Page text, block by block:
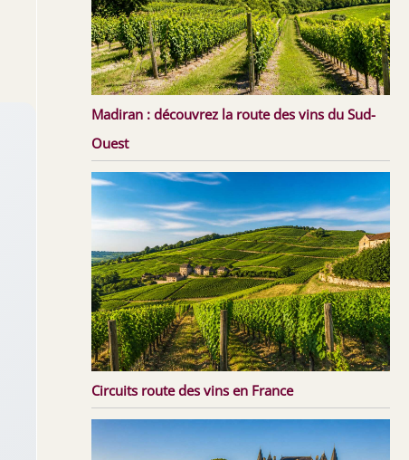
Madiran : découvrez la route des vins du Sud-
Ouest
Circuits route des vins en France